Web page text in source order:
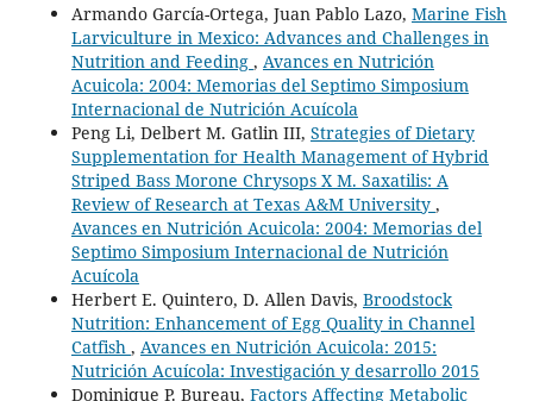
Armando García-Ortega, Juan Pablo Lazo, Marine Fish
Larviculture in Mexico: Advances and Challenges in
Nutrition and Feeding , Avances en Nutrición
Acuicola: 2004: Memorias del Septimo Simposium
Internacional de Nutrición Acuícola
Peng Li, Delbert M. Gatlin III, Strategies of Dietary
Supplementation for Health Management of Hybrid
Striped Bass Morone Chrysops X M. Saxatilis: A
Review of Research at Texas A&M University ,
Avances en Nutrición Acuicola: 2004: Memorias del
Septimo Simposium Internacional de Nutrición
Acuícola
Herbert E. Quintero, D. Allen Davis, Broodstock
Nutrition: Enhancement of Egg Quality in Channel
Catfish , Avances en Nutrición Acuicola: 2015:
Nutrición Acuícola: Investigación y desarrollo 2015
Dominique P. Bureau, Factors Affecting Metabolic